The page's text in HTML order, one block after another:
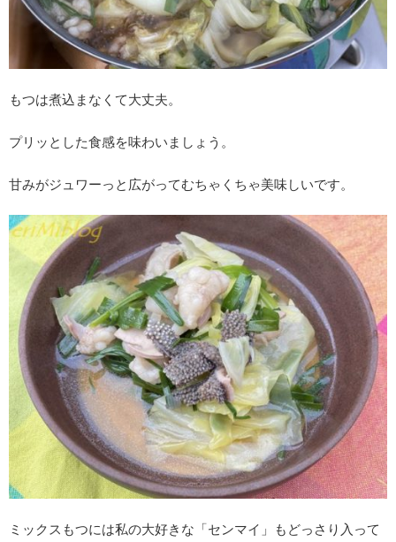
もつは煮込まなくて大丈夫。
プリッとした食感を味わいましょう。
甘みがジュワーっと広がってむちゃくちゃ美味しいです。
ミックスもつには私の大好きな「センマイ」もどっさり入って